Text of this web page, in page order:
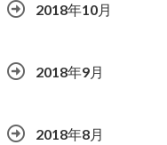
2018年10月
2018年9月
2018年8月